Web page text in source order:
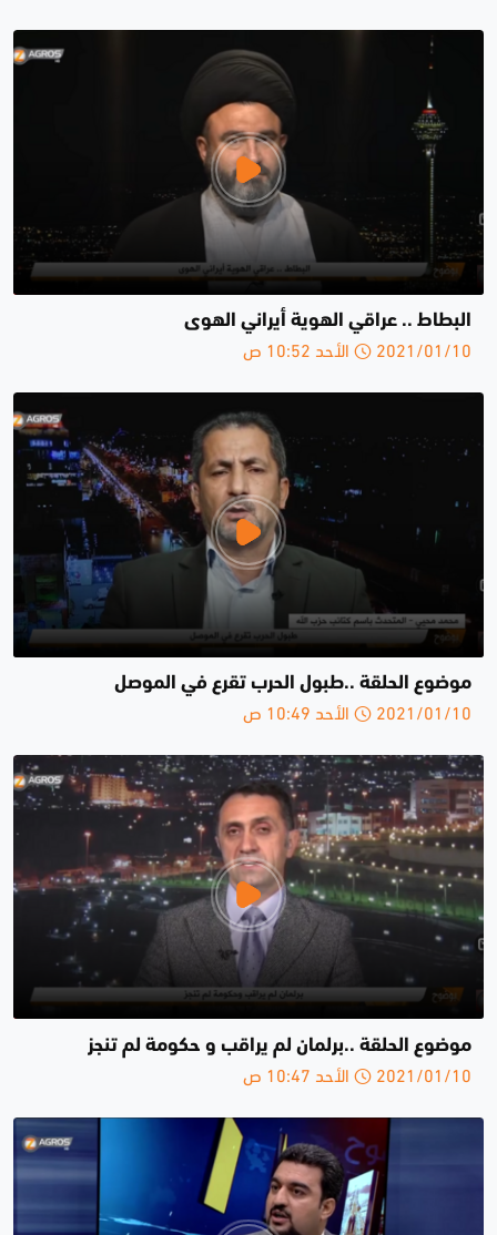
البطاط .. عراقي الهوية أيراني الهوى
2021/01/10 الأحد 10:52 ص
موضوع الحلقة ..طبول الحرب تقرع في الموصل
2021/01/10 الأحد 10:49 ص
موضوع الحلقة ..برلمان لم يراقب و حكومة لم تنجز
2021/01/10 الأحد 10:47 ص